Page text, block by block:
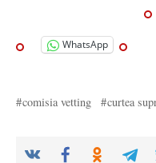
WhatsApp
comisia vetting curtea